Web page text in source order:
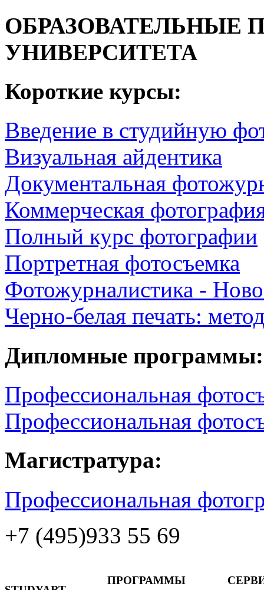
ОБРАЗОВАТЕЛЬНЫЕ
УНИВЕРСИТЕТА
Короткие курсы:
Введение в студийную
Визуальная айдентика
Документальная
Коммерческая
Полный курс фотографии
Портретная фотосъемка
Фотожурналистика -
Черно-белая печать:
Дипломные программы:
Профессиональная
Профессиональная
Магистратура:
Профессиональная
+7 (495)933 55 69
ПРОГРАММЫ